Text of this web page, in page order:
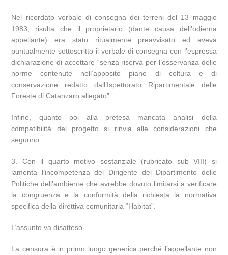
Nel ricordato verbale di consegna dei terreni del 13 maggio
1983, risulta che il proprietario (dante causa dell’odierna
appellante) era stato ritualmente preavvisato ed aveva
puntualmente sottoscritto il verbale di consegna con l’espressa
dichiarazione di accettare “senza riserva per l’osservanza delle
norme contenute nell’apposito piano di coltura e di
conservazione redatto dall’Ispettorato Ripartimentale delle
Foreste di Catanzaro allegato”.
Infine, quanto poi alla pretesa mancata analisi della
compatibilità del progetto si rinvia alle considerazioni che
seguono.
3. Con il quarto motivo sostanziale (rubricato sub VIII) si
lamenta l’incompetenza del Dirigente del Dipartimento delle
Politiche dell’ambiente che avrebbe dovuto limitarsi a verificare
la congruenza e la conformità della richiesta la normativa
specifica della direttiva comunitaria “Habitat”.
L’assunto va disatteso.
La censura è in primo luogo generica perché l’appellante non